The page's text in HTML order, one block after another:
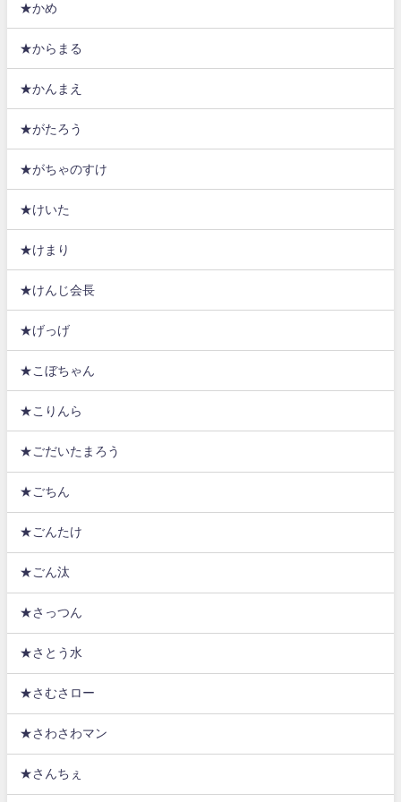
★かめ
★からまる
★かんまえ
★がたろう
★がちゃのすけ
★けいた
★けまり
★けんじ会長
★げっげ
★こぼちゃん
★こりんら
★ごだいたまろう
★ごちん
★ごんたけ
★ごん汰
★さっつん
★さとう水
★さむさロー
★さわさわマン
★さんちぇ